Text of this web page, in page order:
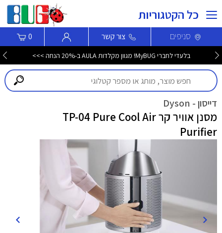
כל הקטגוריות
סניפים צור קשר 0
בלעדי לחברי MyBUG! מגוון מקלדות AULA ב-20% הנחה >>>
דייסון - Dyson
מסנן אוויר קר TP-04 Pure Cool Air
Purifier